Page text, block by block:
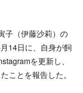
子（伊藤沙莉）の
14日に、自身が飼
を更新し、
ことを報告した。